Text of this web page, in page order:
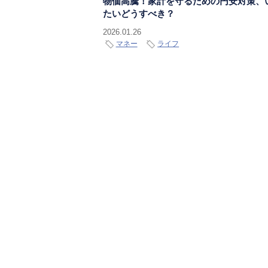
たいどうすべき？
2026.01.26
マネー ライフ